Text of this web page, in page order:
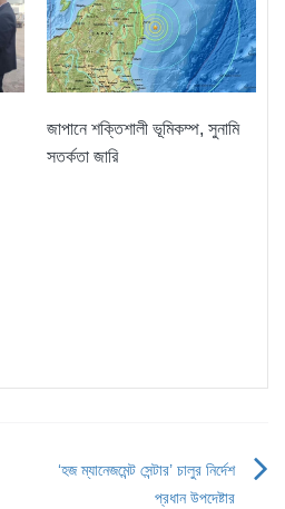
জাপানে শক্তিশালী ভূমিকম্প, সুনামি
সতর্কতা জারি
‘হজ ম্যানেজমেন্ট সেন্টার’ চালুর নির্দেশ
প্রধান উপদেষ্টার